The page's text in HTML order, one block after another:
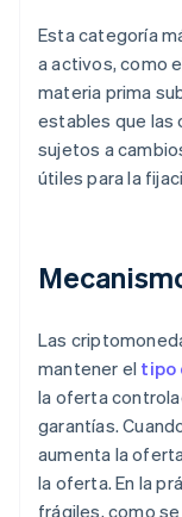
Esta categoría
a activos, como
materia prima
estables que las
sujetos a
útiles para la
Las
mantener el tipo
la oferta
garantías.
aumenta la
la oferta. En la
frágiles, como